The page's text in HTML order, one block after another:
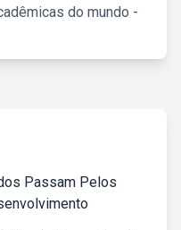
do mundo -
Passam Pelos